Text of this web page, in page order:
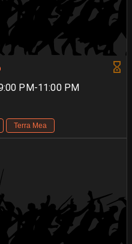
PM-11:00 PM
Terra Mea